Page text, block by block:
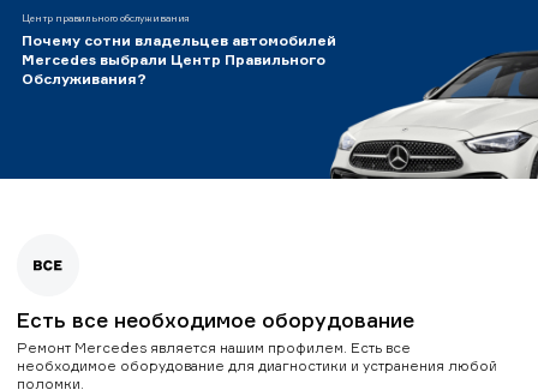
Центр правильного обслуживания
Почему сотни владельцев автомобилей
Mercedes выбрали Центр Правильного
Обслуживания?
Есть все необходимое оборудование
Ремонт Mercedes является нашим профилем. Есть все
необходимое оборудование для диагностики и устранения любой
поломки.